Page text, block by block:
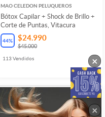
MAO CELEDON PELUQUEROS
Bótox Capilar + Shock de Brillo +
Corte de Puntas, Vitacura
44% $24.990
$45.000
113Vendidos ×
×